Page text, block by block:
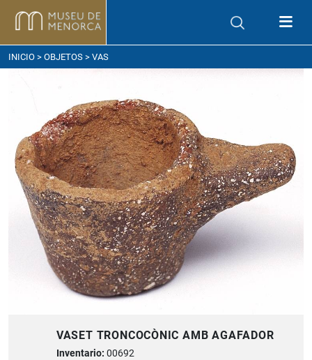
llegar
INICIO > OBJETOS > VAS
VASET TRONCOCÒNIC AMB AGAFADOR
Inventario: 00692